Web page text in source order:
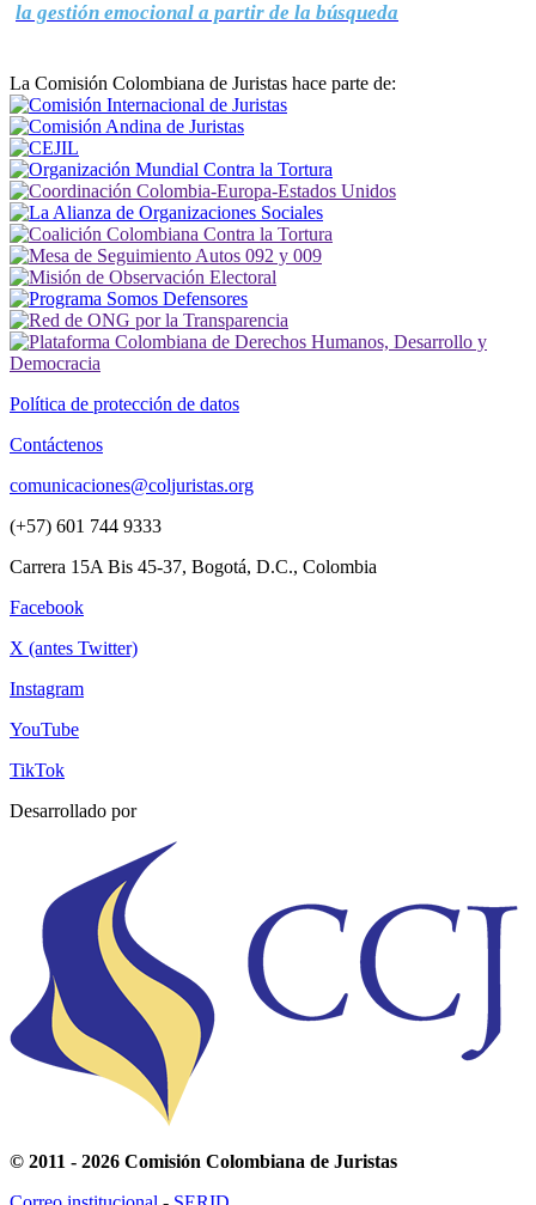
la gestión emocional a partir de la búsqueda
La Comisión Colombiana de Juristas hace parte de:
Política de protección de datos
Contáctenos
comunicaciones@coljuristas.org
(+57) 601 744 9333
Carrera 15A Bis 45-37, Bogotá, D.C., Colombia
Facebook
X (antes Twitter)
Instagram
YouTube
TikTok
Desarrollado por
© 2011 - 2026 Comisión Colombiana de Juristas